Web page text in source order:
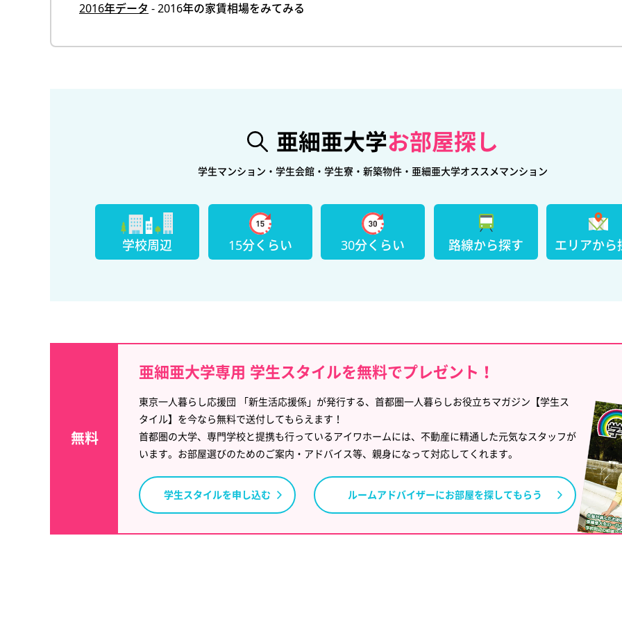
2016年データ - 2016年の家賃相場をみてみる
亜細亜大学お部屋探し
学生マンション・学生会館・学生寮・新築物件・亜細亜大学オススメマンション
学校周辺 15分くらい 30分くらい 路線から探す エリアから
無料
亜細亜大学専用 学生スタイルを無料でプレゼント！
東京一人暮らし応援団 「新生活応援係」が発行する、首都圏一人暮らしお役立ちマガジン【学生ス
タイル】を今なら無料で送付してもらえます！
首都圏の大学、専門学校と提携も行っているアイワホームには、不動産に精通した元気なスタッフが
います。お部屋選びのためのご案内・アドバイス等、親身になって対応してくれます。
学生スタイルを申し込む ルームアドバイザーにお部屋を探してもらう